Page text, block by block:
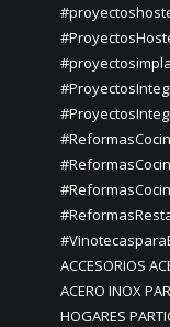
ACCESORIOS
ACERO INOX
HOGARES